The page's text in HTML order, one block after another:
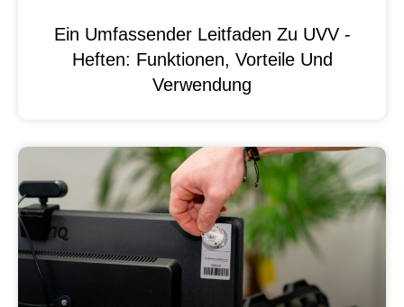
Ein Umfassender Leitfaden Zu UVV -
Heften: Funktionen, Vorteile Und
Verwendung